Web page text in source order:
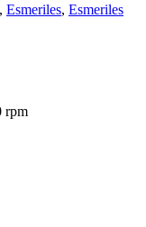
, Esmeriles, Esmeriles
rpm